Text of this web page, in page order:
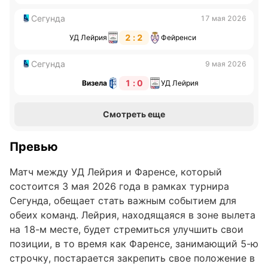
Сегунда 17 мая 2026
УД Лейрия 2 : 2 Фейренси
Сегунда 9 мая 2026
Визела 1 : 0 УД Лейрия
Смотреть еще
Превью
Матч между УД Лейрия и Фаренсе, который
состоится 3 мая 2026 года в рамках турнира
Сегунда, обещает стать важным событием для
обеих команд. Лейрия, находящаяся в зоне вылета
на 18-м месте, будет стремиться улучшить свои
позиции, в то время как Фаренсе, занимающий 5-ю
строчку, постарается закрепить свое положение в